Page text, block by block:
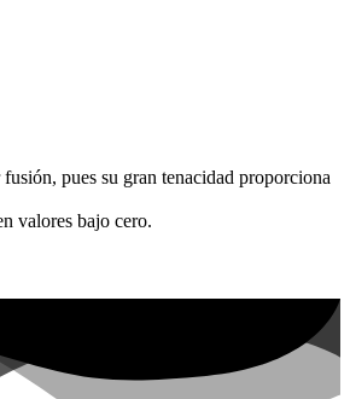
pues su gran tenacidad proporciona
valores bajo cero.